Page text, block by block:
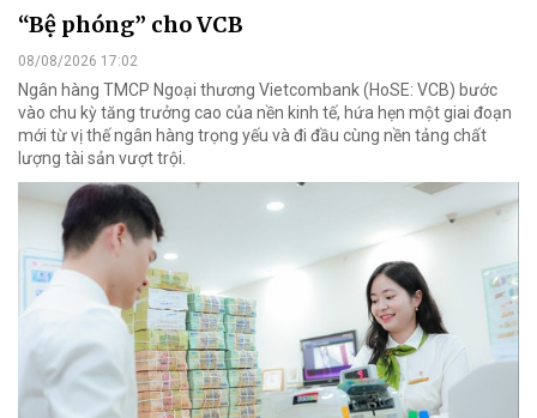
“Bệ phóng” cho VCB
08/08/2026 17:02
Ngân hàng TMCP Ngoại thương Vietcombank (HoSE: VCB) bước
vào chu kỳ tăng trưởng cao của nền kinh tế, hứa hẹn một giai đoạn
mới từ vị thế ngân hàng trọng yếu và đi đầu cùng nền tảng chất
lượng tài sản vượt trội.